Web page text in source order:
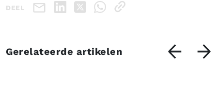
DEEL
Gerelateerde artikelen